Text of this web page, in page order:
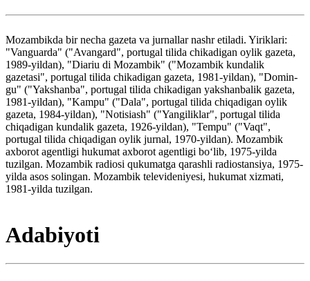
Mozambikda bir necha gazeta va jurnallar nashr etiladi. Yiriklari:
"Vanguarda" ("Avangard", portugal tilida chikadigan oylik gazeta,
1989-yildan), "Diariu di Mozambik" ("Mozambik kundalik
gazetasi", portugal tilida chikadigan gazeta, 1981-yildan), "Domin-
gu" ("Yakshanba", portugal tilida chikadigan yakshanbalik gazeta,
1981-yildan), "Kampu" ("Dala", portugal tilida chiqadigan oylik
gazeta, 1984-yildan), "Notisiash" ("Yangiliklar", portugal tilida
chiqadigan kundalik gazeta, 1926-yildan), "Tempu" ("Vaqt",
portugal tilida chiqadigan oylik jurnal, 1970-yildan). Mozambik
axborot agentligi hukumat axborot agentligi boʻlib, 1975-yilda
tuzilgan. Mozambik radiosi qukumatga qarashli radiostansiya, 1975-
yilda asos solingan. Mozambik televideniyesi, hukumat xizmati,
1981-yilda tuzilgan.
Adabiyoti